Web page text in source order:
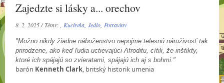
Zajedzte si lásky a... orechov
8. 2. 2025 / Témy: ,Kuchyňa,Jedlo,Potraviny
"Možno nikdy žiadne náboženstvo nepojme telesnú náruživosť tak
prirodzene, ako keď ľudia uctievajúci Afroditu, cítili, že inštikty,
ktoré ich spájajú so zvieratami, spájajú ich aj s bohmi."
barón Kenneth Clark, britský historik umenia